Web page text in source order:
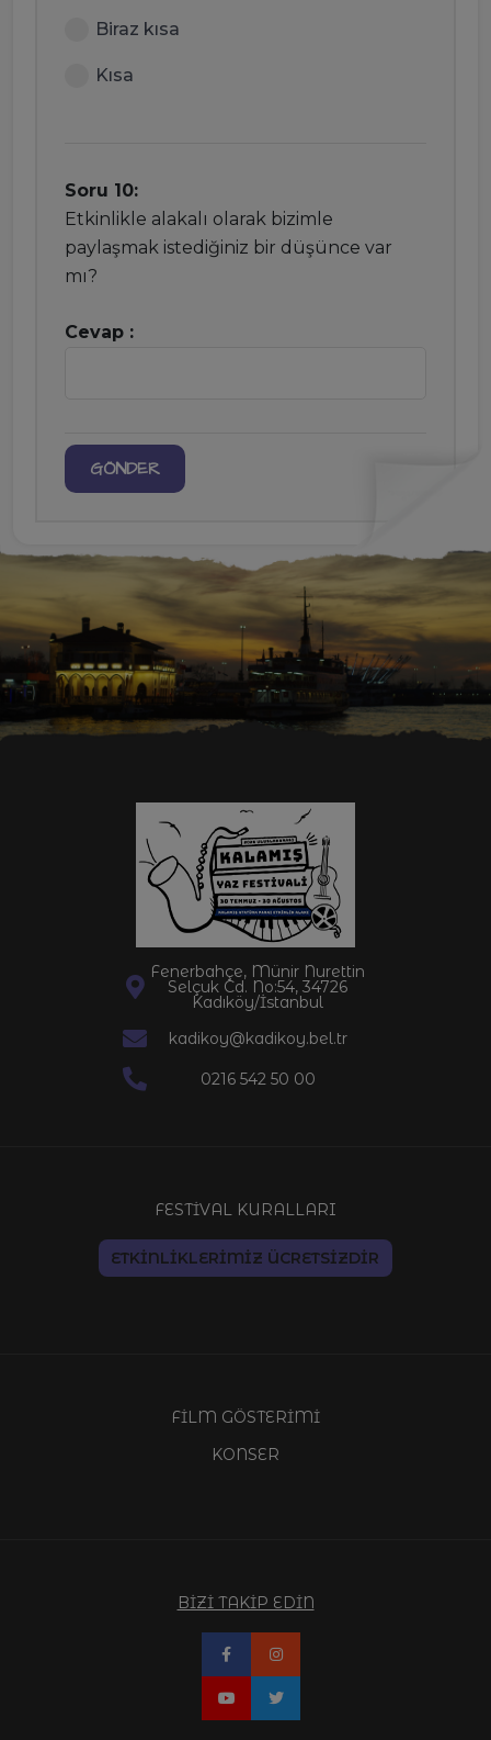
Biraz kısa
Kısa
Soru 10:
Etkinlikle alakalı olarak bizimle
paylaşmak istediğiniz bir düşünce var
mı?
Cevap :
Fenerbahçe, Münir Nurettin
Selçuk Cd. No:54, 34726
Kadıköy/İstanbul
kadikoy@kadikoy.bel.tr
0216 542 50 00
FESTİVAL KURALLARI
ETKİNLİKLERİMİZ ÜCRETSİZDİR
FİLM GÖSTERİMİ
KONSER
BİZİ TAKİP EDİN